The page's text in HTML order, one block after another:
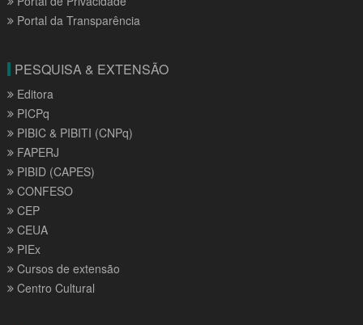
Portal da Transparência
PESQUISA & EXTENSÃO
Editora
PICPq
PIBIC & PIBITI (CNPq)
FAPERJ
PIBID (CAPES)
CONFESO
CEP
CEUA
PIEx
Cursos de extensão
Centro Cultural